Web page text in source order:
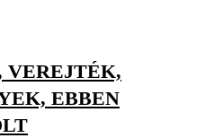
VEREJTÉK,
EBBEN